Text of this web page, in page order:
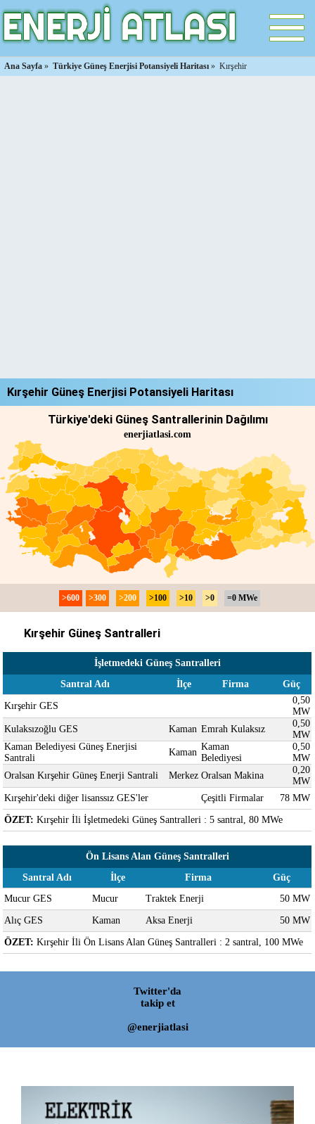
Ana Sayfa » Türkiye Güneş Enerjisi Potansiyeli Haritası » Kırşehir
Kırşehir Güneş Enerjisi Potansiyeli Haritası
Türkiye'deki Güneş Santrallerinin Dağılımı
enerjiatlasi.com
>600 >300 >200 >100 >10 >0 =0 MWe
Kırşehir Güneş Santralleri
İşletmedeki Güneş Santralleri
Santral Adı
İlçe Firma Güç
Kırşehir GES
0,50
MW
Kulaksızoğlu GES
Kaman Emrah Kulaksız
0,50
MW
Kaman Belediyesi Güneş Enerjisi
Santrali
Kaman
Kaman
Belediyesi
0,50
MW
Oralsan Kırşehir Güneş Enerji Santrali
Merkez Oralsan Makina
0,20
MW
Kırşehir'deki diğer lisanssız GES'ler
Çeşitli Firmalar 78 MW
ÖZET: Kırşehir İli İşletmedeki Güneş Santralleri : 5 santral, 80 MWe
Ön Lisans Alan Güneş Santralleri
Santral Adı
İlçe Firma
Güç
Mucur GES
Mucur Traktek Enerji 50 MW
Alıç GES Kaman Aksa Enerji 50 MW
ÖZET: Kırşehir İli Ön Lisans Alan Güneş Santralleri : 2 santral, 100 MWe
Twitter'da
takip et
@enerjiatlasi